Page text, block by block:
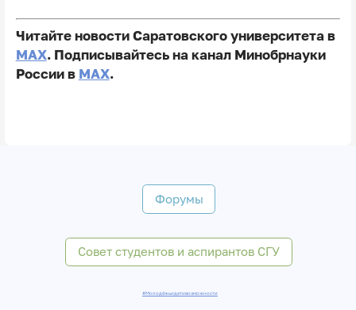
Читайте новости Саратовского университета в
MAX. Подписывайтесь на канал Минобрнауки
России в MAX.
Форумы
Совет студентов и аспирантов СГУ
#Молодёжьидетивозможности